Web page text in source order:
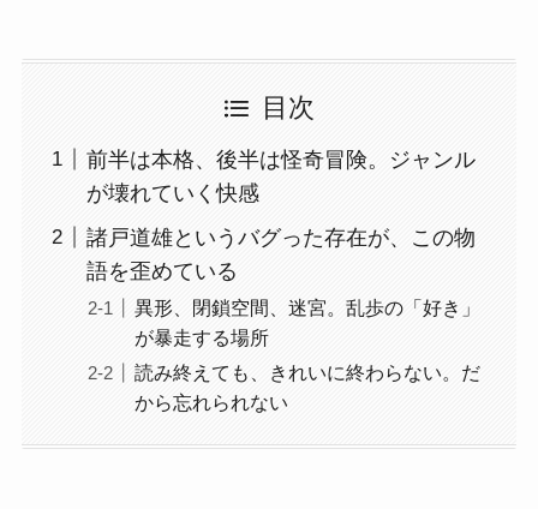
目次
前半は本格、後半は怪奇冒険。ジャンル
が壊れていく快感
諸戸道雄というバグった存在が、この物
語を歪めている
異形、閉鎖空間、迷宮。乱歩の「好き」
が暴走する場所
読み終えても、きれいに終わらない。だ
から忘れられない